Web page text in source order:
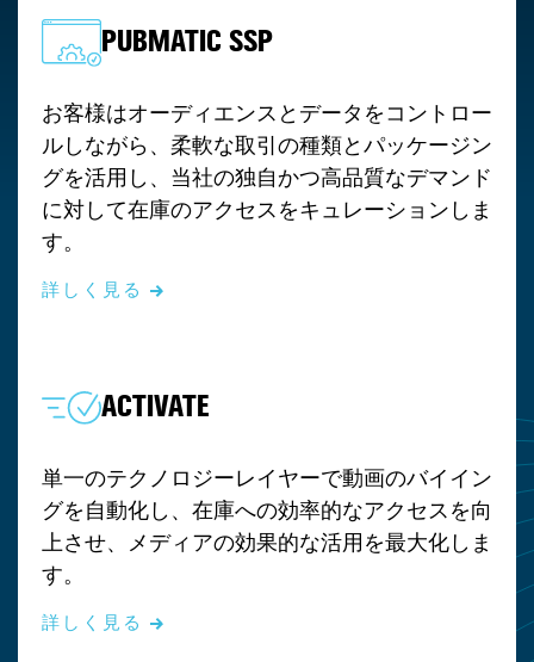
PUBMATIC SSP
お客様はオーディエンスとデータをコントロー
ルしながら、柔軟な取引の種類とパッケージン
グを活用し、当社の独自かつ高品質なデマンド
に対して在庫のアクセスをキュレーションしま
す。
詳しく見る
ACTIVATE
単一のテクノロジーレイヤーで動画のバイイン
グを自動化し、在庫への効率的なアクセスを向
上させ、メディアの効果的な活用を最大化しま
す。
詳しく見る